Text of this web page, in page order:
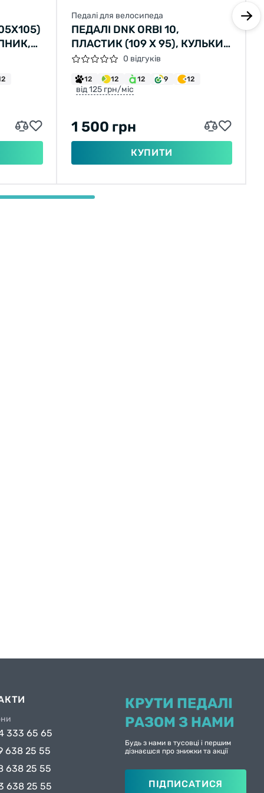
Педалі для велосипеда
ПЕДАЛІ DNK ORBI 10,
ПЛАСТИК (109 Х 95), КУЛЬКИ,
ЧОРНИЙ (POLYBAG) (10ШТ)
0 відгуків
12 12 12 9 12
від 125 грн/міс
1 500 грн
КУПИТИ
333 65 65
638 25 55
638 25 55
638 25 55
КРУТИ ПЕДАЛІ
РАЗОМ З НАМИ
Будь з нами в тусовці і першим
дізнаєшся про знижки та акції
ПІДПИСАТИСЯ